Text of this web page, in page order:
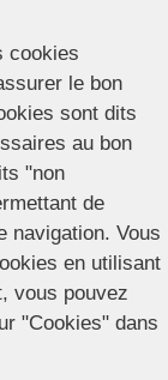
cookies
le bon
sont dits
au bon
"non
de
navigation. Vous
en utilisant
vous pouvez
"Cookies" dans